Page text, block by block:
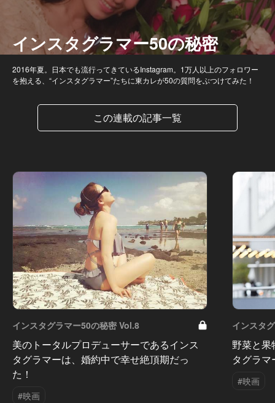
インスタグラマー50の秘密
2016年夏。日本でも流行ってきているInstagram。1万人以上のフォロワー
を抱える、“インスタグラマー”たちに東カレが50の質問をぶつけてみた！
この連載の記事一覧
インスタグラマー50の秘密 Vol.8
美のトータルプロデューサーであるインス
タグラマーは、婚約中で幸せ絶頂期だっ
た！
#映画
インスタ
野菜と
タグラ
#映画